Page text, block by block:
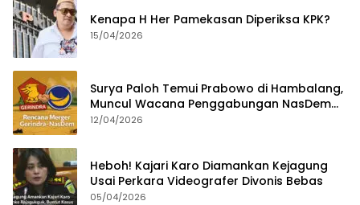
Kenapa H Her Pamekasan Diperiksa KPK?
15/04/2026
Surya Paloh Temui Prabowo di Hambalang,
Muncul Wacana Penggabungan NasDem
dan Gerindra
12/04/2026
Heboh! Kajari Karo Diamankan Kejagung
Usai Perkara Videografer Divonis Bebas
05/04/2026